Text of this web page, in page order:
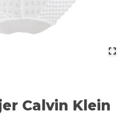
Calvin Klein